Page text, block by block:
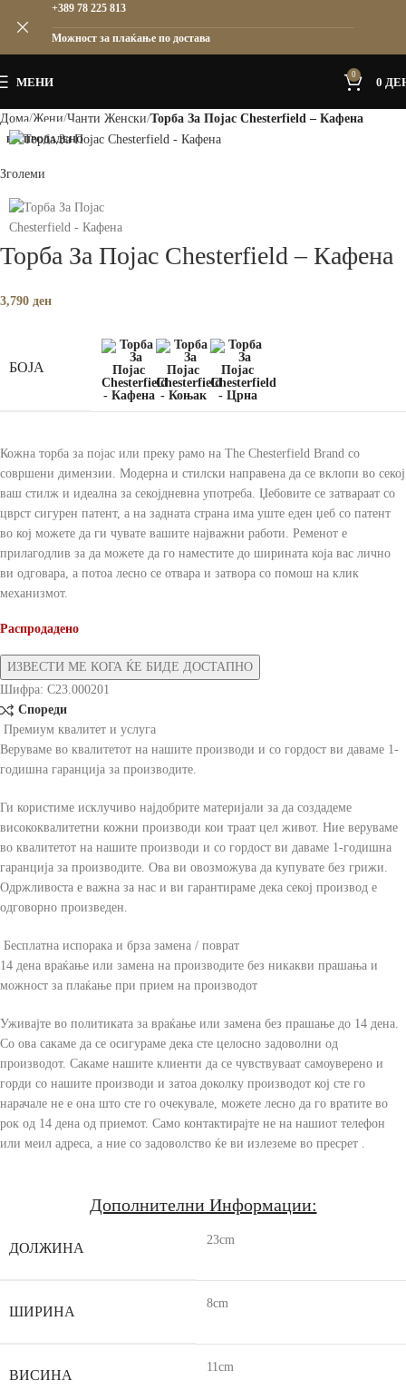
МЕНИ
0
0
Дома Жени Чанти Женски Торба За Појас Chesterfield – Кафена
РАСПРОДАДЕНО
Зголеми
Торба За Појас Chesterfield – Кафена
3,790 ден
БОЈА
Кожна торба за појас или преку рамо на The Chesterfield Brand со
совршени димензии. Модерна и стилски направена да се вклопи во секој
ваш стилж и идеална за секојдневна употреба. Џебовите се затвараат со
цврст сигурен патент, а на задната страна има уште еден џеб со патент
во кој можете да ги чувате вашите најважни работи. Ременот е
прилагодлив за да можете да го наместите до ширината која вас лично
ви одговара, а потоа лесно се отвара и затвора со помош на клик
механизмот.
Распродадено
Шифра: C23.000201
Спореди
Премиум квалитет и услуга
Веруваме во квалитетот на нашите производи и со гордост ви даваме 1-
годишна гаранција за производите.
Ги користиме исклучиво најдобрите материјали за да создадеме
висококвалитетни кожни производи кои траат цел живот. Ние веруваме
во квалитетот на нашите производи и со гордост ви даваме 1-годишна
гаранција за производите. Ова ви овозможува да купувате без грижи.
Одржливоста е важна за нас и ви гарантираме дека секој производ е
одговорно произведен.
Бесплатна испорака и брза замена / поврат
14 дена враќање или замена на производите без никакви прашања и
можност за плаќање при прием на производот
Уживајте во политиката за враќање или замена без прашање до 14 дена.
Со ова сакаме да се осигураме дека сте целосно задоволни од
производот. Сакаме нашите клиенти да се чувствуваат самоуверено и
горди со нашите производи и затоа доколку производот кој сте го
нарачале не е она што сте го очекувале, можете лесно да го вратите во
рок од 14 дена од приемот. Само контактирајте не на нашиот телефон
или меил адреса, а ние со задоволство ќе ви излеземе во пресрет .
Дополнителни Информации:
ДОЛЖИНА
23cm
ШИРИНА
8cm
ВИСИНА
11cm
+389 78 225 813
Можност за плаќање по достава